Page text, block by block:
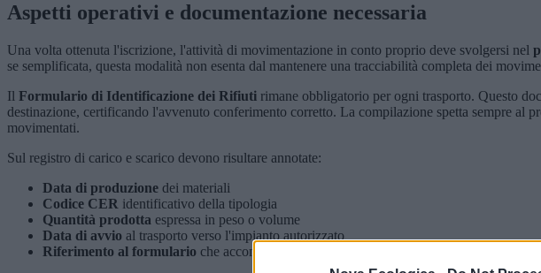
Aspetti operativi e documentazione necessaria
Una volta ottenuta l'iscrizione, l'attività di movimentazione in conto proprio deve svolgersi nel
se semplificata, questa modalità non esenta dal mantenere una tracciabilità completa dei
Il Formulario di Identificazione dei Rifiuti rimane obbligatorio per ogni trasporto. Questo
destinazione, certificando l'avvenuto conferimento corretto. La compilazione spetta sempre al
movimentati.
Sul registro di carico e scarico devono risultare annotate:
Data di produzione dei materiali
Codice CER identificativo della tipologia
Quantità prodotta espressa in peso o volume
Data di avvio al trasporto verso l'impianto autorizzato
Riferimento al formulario che accompagna la movimentazione